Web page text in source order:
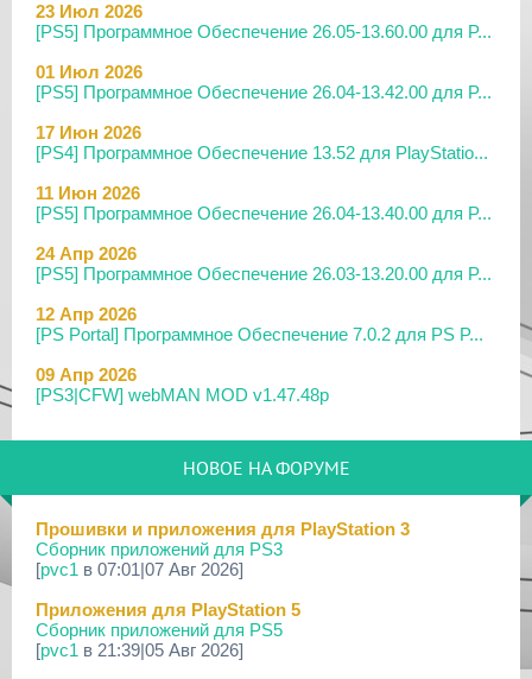
23 Июл 2026
[PS5] Программное Обеспечение 26.05-13.60.00 для P...
01 Июл 2026
[PS5] Программное Обеспечение 26.04-13.42.00 для P...
17 Июн 2026
[PS4] Программное Обеспечение 13.52 для PlayStatio...
11 Июн 2026
[PS5] Программное Обеспечение 26.04-13.40.00 для P...
24 Апр 2026
[PS5] Программное Обеспечение 26.03-13.20.00 для P...
12 Апр 2026
[PS Portal] Программное Обеспечение 7.0.2 для PS P...
09 Апр 2026
[PS3|CFW] webMAN MOD v1.47.48p
19 Мар 2026
18 Мар 2026
[PS3] Программное Обеспечение 4.93 для PlayStation...
17 Мар 2026
[PS4] Программное Обеспечение 13.50 для PlayStatio...
НОВОЕ НА ФОРУМЕ
Прошивки и приложения для PlayStation 3
Сборник приложений для PS3
[pvc1 в 07:01|07 Авг 2026]
Приложения для PlayStation 5
Сборник приложений для PS5
[pvc1 в 21:39|05 Авг 2026]